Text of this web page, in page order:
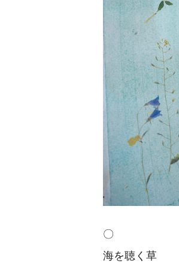
〇
海を聴く草